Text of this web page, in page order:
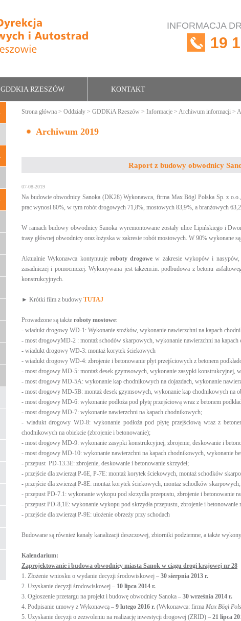
INFORMACJA
19
GDDKIA RZESZÓW KONTAKT
Strona główna > Oddziały > GDDKiA Rzeszów > Informacje > Archiwum informacji >
Archiwum 2019
Raport z budowy obwodnicy
07-08-2019
Na budowie obwodnicy Sanoka (DK28) Wykonawca, firma Max Bögl Polska Sp. z o.o.,
prac wynosi 80%, w tym robót drogowych 71,8%, mostowych 83,9%, a branżowych
W ramach budowy obwodnicy Sanoka wyremontowane zostały ulice Lipińskiego i
trasy głównej obwodnicy oraz łożyska w zakresie robót mostowych. W 90% wykonane
Aktualnie Wykonawca kontynuuje roboty drogowe w zakresie wykopów i
zasadniczej i pomocniczej. Wykonywana jest takżem.in. podbudowa z betonu
konstrukcyjnych.
► Krótki film z budowy TUTAJ
Prowadzone są także roboty mostowe:
- wiadukt drogowy WD-1: Wykonanie stożków, wykonanie nawierzchni na kapach
- most drogowyMD-2 : montaż schodów skarpowych, wykonanie nawierzchni na
- wiadukt drogowy WD-3: montaż korytek ściekowych
- wiadukt drogowy WD-4: zbrojenie i betonowanie płyt przejściowych z betonem
- most drogowy MD-5: montaż desek gzymsowych, wykonanie zasypki konstrukcyjnej,
- most drogowy MD-5A: wykonanie kap chodnikowych na dojazdach, wykonanie
- most drogowy MD-5B: montaż desek gzymsowych, wykonanie kap chodnikowych na
- most drogowy MD-6: wykonanie podłoża pod płytę przejściową wraz z betonem
- most drogowy MD-7: wykonanie nawierzchni na kapach chodnikowych;
- wiadukt drogowy WD-8: wykonanie podłoża pod płytę przejściową wraz z
chodnikowych na obiekcie (zbrojenie i betonowanie);
- most drogowy MD-9: wykonanie zasypki konstrukcyjnej, zbrojenie, deskowanie i
- most drogowy MD-10: wykonanie nawierzchni na kapach chodnikowych, wykonanie
- przepust PD-13.3E: zbrojenie, deskowanie i betonowanie skrzydeł;
- przejście dla zwierząt P-6E, P-7E: montaż korytek ściekowych, montaż schodków
- przejście dla zwierząt P-8E: montaż korytek ściekowych, montaż schodków skarpowych;
- przepust PD-7.1: wykonanie wykopu pod skrzydła przepustu, zbrojenie i betonowanie
- przepust PD-8,1E: wykonanie wykopu pod skrzydła przepustu, zbrojenie i betonowanie
- przejście dla zwierząt P-9E: ułożenie obrzeży przy schodach
Budowane są również kanały kanalizacji deszczowej, zbiorniki podziemne, a także
Kalendarium:
Zaprojektowanie i budowa obwodnicy miasta Sanok w ciągu drogi krajowej nr 28
1. Złożenie wniosku o wydanie decyzji środowiskowej – 30 sierpnia 2013 r.
2. Uzyskanie decyzji środowiskowej – 10 lipca 2014 r.
3. Ogłoszenie przetargu na projekt i budowę obwodnicy Sanoka – 30 września 2014 r.
4. Podpisanie umowy z Wykonawcą – 9 lutego 2016 r. (Wykonawca: firma Max Bögl
5. Uzyskanie decyzji o zezwoleniu na realizację inwestycji drogowej (ZRID) – 21 lipca